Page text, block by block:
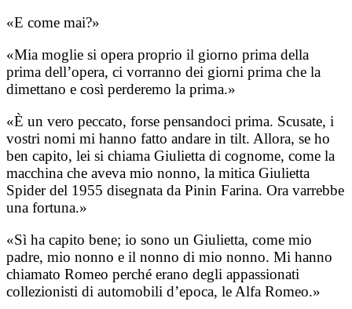
«E come mai?»
«Mia moglie si opera proprio il giorno prima della
prima dell’opera, ci vorranno dei giorni prima che la
dimettano e così perderemo la prima.»
«È un vero peccato, forse pensandoci prima. Scusate, i
vostri nomi mi hanno fatto andare in tilt. Allora, se ho
ben capito, lei si chiama Giulietta di cognome, come la
macchina che aveva mio nonno, la mitica Giulietta
Spider del 1955 disegnata da Pinin Farina. Ora varrebbe
una fortuna.»
«Sì ha capito bene; io sono un Giulietta, come mio
padre, mio nonno e il nonno di mio nonno. Mi hanno
chiamato Romeo perché erano degli appassionati
collezionisti di automobili d’epoca, le Alfa Romeo.»